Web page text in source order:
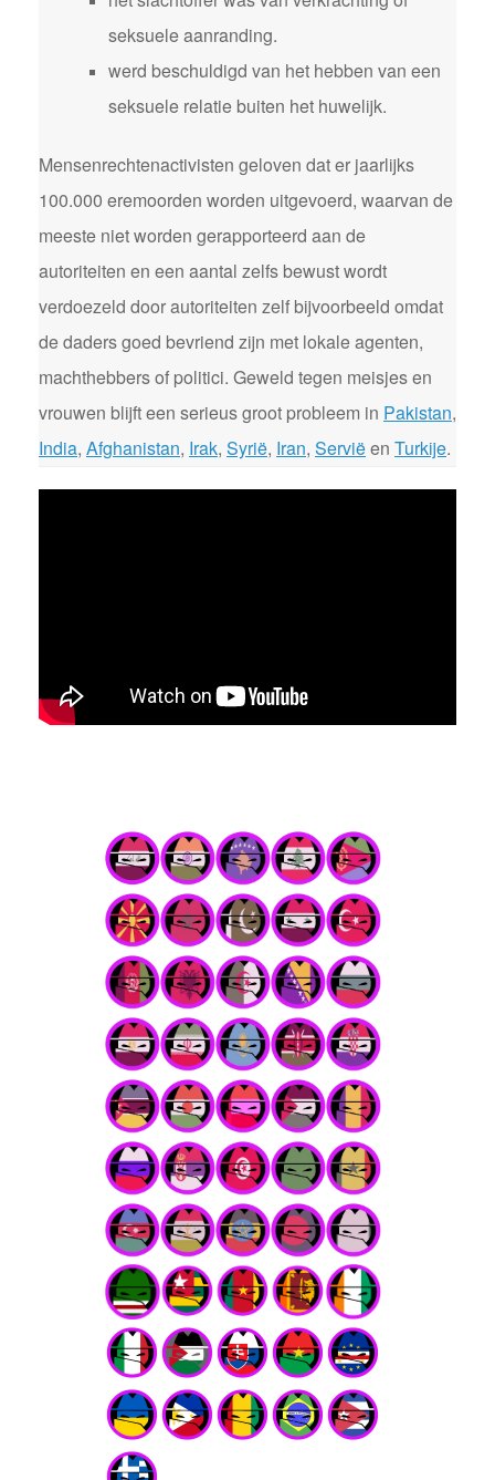
seksuele aanranding.
werd beschuldigd van het hebben van een
seksuele relatie buiten het huwelijk.
Mensenrechtenactivisten geloven dat er jaarlijks
100.000 eremoorden worden uitgevoerd, waarvan de
meeste niet worden gerapporteerd aan de
autoriteiten en een aantal zelfs bewust wordt
verdoezeld door autoriteiten zelf bijvoorbeeld omdat
de daders goed bevriend zijn met lokale agenten,
machthebbers of politici. Geweld tegen meisjes en
vrouwen blijft een serieus groot probleem in Pakistan,
India, Afghanistan, Irak, Syrië, Iran, Serviëen Turkije.